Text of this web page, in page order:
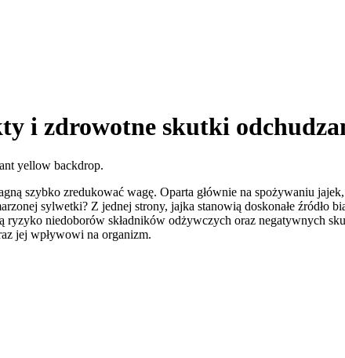
i zdrowotne skutki
szybko zredukować wagę. Oparta głównie na spożywaniu
sylwetki? Z jednej strony, jajka stanowią doskonałe źródło
ryzyko niedoborów składników odżywczych oraz negatywnych
jej wpływowi na organizm.